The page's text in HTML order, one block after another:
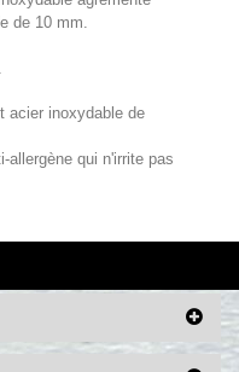
de 10 mm.
acier inoxydable de
allergène qui n'irrite pas